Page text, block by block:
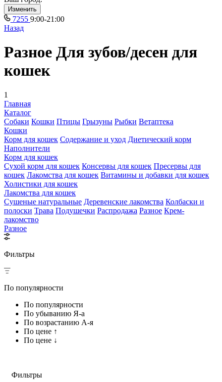
Изменить
7255 9:00-21:00
Назад
Разное Для зубов/десен для
кошек
1
Главная
Каталог
Собаки Кошки Птицы Грызуны Рыбки Ветаптека
Кошки
Корм для кошек Содержание и уход Диетический корм
Наполнители
Корм для кошек
Сухой корм для кошек Консервы для кошек Пресервы для
кошек Лакомства для кошек Витамины и добавки для кошек
Холистики для кошек
Лакомства для кошек
Сушеные натуральные Деревенские лакомства Колбаски и
полоски Трава Подушечки Распродажа Разное Крем-
лакомство
Разное
Фильтры
По популярности
По популярности
По убыванию Я-а
По возрастанию А-я
По цене ↑
По цене ↓
Фильтры